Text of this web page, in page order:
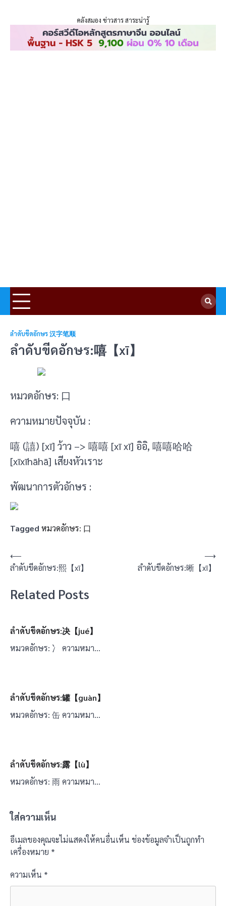
คลังสมอง ข่าวสาร สาระน่ารู้
ลำดับขีดอักษร 汉字笔顺
ลำดับขีดอักษร:嘻【xī】
หมวดอักษร: 口
ความหมายปัจจุบัน :
嘻 (譆) [xī] ว้าว –> 嘻嘻 [xī xī] อิอิ, 嘻嘻哈哈
[xīxīhāhā] เสียงหัวเราะ
พัฒนาการตัวอักษร :
Tagged หมวดอักษร: 口
แนะแนว
เรื่อง
⟵
ลำดับขีดอักษร:熙【xī】
ลำดับขีดอักษร:晰【xī】
⟶
Related Posts
ลำดับขีดอักษร:决【jué】
หมวดอักษร: 冫 ความหมา…
ลำดับขีดอักษร:罐【guàn】
หมวดอักษร: 缶 ความหมา…
ลำดับขีดอักษร:露【lù】
หมวดอักษร: 雨 ความหมา…
ใส่ความเห็น
อีเมลของคุณจะไม่แสดงให้คนอื่นเห็น ช่องข้อมูลจำเป็นถูกทำ
เครื่องหมาย *
ความเห็น *